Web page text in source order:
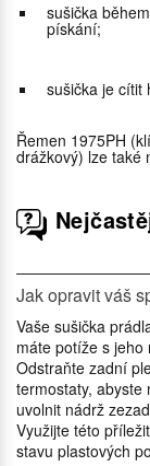
sušička
pískání;
sušička je cítit
Řemen 1975PH
drážkový) lze také
Jak opravit váš
Vaše sušička
máte potíže s
Odstraňte zadní
termostaty, abyste
uvolnit nádrž
Využijte této
stavu plastových